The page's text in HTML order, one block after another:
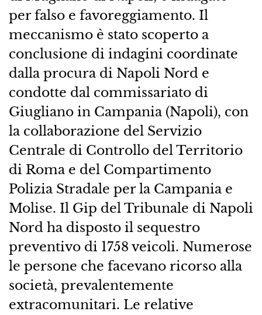
per falso e favoreggiamento. Il
meccanismo è stato scoperto a
conclusione di indagini coordinate
dalla procura di Napoli Nord e
condotte dal commissariato di
Giugliano in Campania (Napoli), con
la collaborazione del Servizio
Centrale di Controllo del Territorio
di Roma e del Compartimento
Polizia Stradale per la Campania e
Molise. Il Gip del Tribunale di Napoli
Nord ha disposto il sequestro
preventivo di 1758 veicoli. Numerose
le persone che facevano ricorso alla
società, prevalentemente
extracomunitari. Le relative